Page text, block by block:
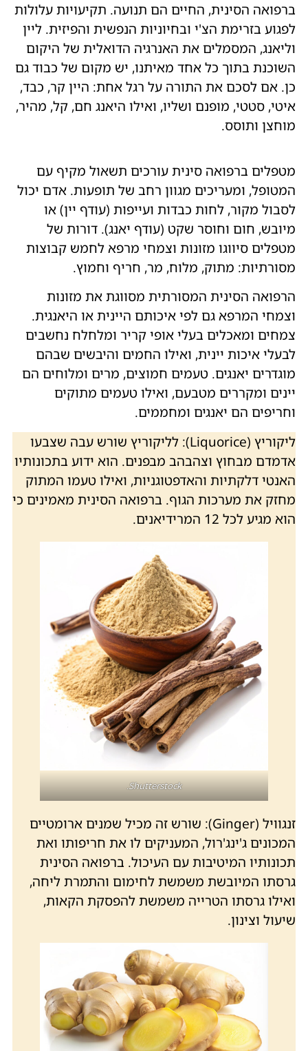
ברפואה הסינית, החיים הם תנועה. תקיעויות עלולות
לפגוע בזרימת הצ'י ובחיוניות הנפשית והפיזית. ליין
וליאנג, המסמלים את האנרגיה הדואלית של היקום
השוכנת בתוך כל אחד מאיתנו, יש מקום של כבוד גם
כן. אם לסכם את התורה על רגל אחת: היין קר, כבד,
איטי, סטטי, מופנם ושליו, ואילו היאנג חם, קל, מהיר,
מוחצן ותוסס.
מטפלים ברפואה סינית עורכים תשאול מקיף עם
המטופל, ומעריכים מגוון רחב של תופעות. אדם יכול
לסבול מקור, לחות כבדות ועייפות (עודף יין) או
מיובש, חום וחוסר שקט (עודף יאנג). דורות של
מטפלים סיווגו מזונות וצמחי מרפא לחמש קבוצות
מסורתיות: מתוק, מלוח, מר, חריף וחמוץ.
הרפואה הסינית המסורתית מסווגת את מזונות
וצמחי המרפא גם לפי איכותם היינית או היאנגית.
צמחים ומאכלים בעלי אופי קריר ומלחלח נחשבים
לבעלי איכות יינית, ואילו החמים והיבשים שבהם
מוגדרים יאנגים. טעמים חמוצים, מרים ומלוחים הם
יינים ומקררים מטבעם, ואילו טעמים מתוקים
וחריפים הם יאנגים ומחממים.
ליקוריץ (Liquorice): לליקוריץ שורש עבה שצבעו
אדמדם מבחוץ וצהבהב מבפנים. הוא ידוע בתכונותיו
האנטי דלקתיות והאדפטוגניות, ואילו טעמו המתוק
מחזק את מערכות הגוף. ברפואה הסינית מאמינים כי
הוא מגיע לכל 12 המרידיאנים.
Shutterstock.
זנגוויל (Ginger): שורש זה מכיל שמנים ארומטיים
המכונים ג'ינג'רול, המעניקים לו את חריפותו ואת
תכונותיו המיטיבות עם העיכול. ברפואה הסינית
גרסתו המיובשת משמשת לחימום והתמרת ליחה,
ואילו גרסתו הטרייה משמשת להפסקת הקאות,
שיעול וצינון.